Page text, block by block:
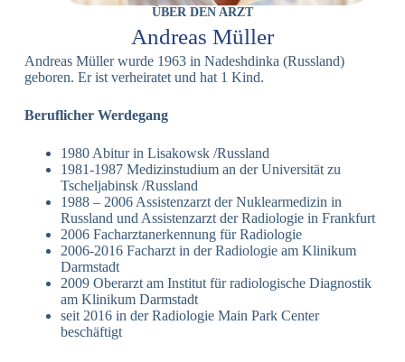
ÜBER DEN ARZT
Andreas Müller
Andreas Müller wurde 1963 in Nadeshdinka (Russland)
geboren. Er ist verheiratet und hat 1 Kind.
Beruflicher Werdegang
1980 Abitur in Lisakowsk /Russland
1981-1987 Medizinstudium an der Universität zu
Tscheljabinsk /Russland
1988 – 2006 Assistenzarzt der Nuklearmedizin in
Russland und Assistenzarzt der Radiologie in Frankfurt
2006 Facharztanerkennung für Radiologie
2006-2016 Facharzt in der Radiologie am Klinikum
Darmstadt
2009 Oberarzt am Institut für radiologische Diagnostik
am Klinikum Darmstadt
seit 2016 in der Radiologie Main Park Center
beschäftigt